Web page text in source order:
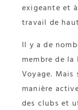
exigeante et
travail de
Il y a de
membre de la
Voyage. Mais
manière
des clubs et